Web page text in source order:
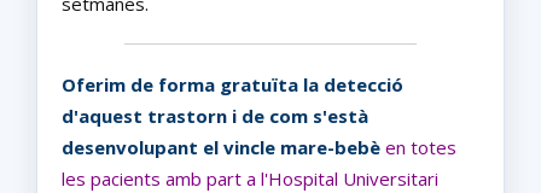
Oferim de forma gratuïta la detecció
d'aquest trastorn i de com s'està
desenvolupant el vincle mare-bebè en totes
les pacients amb part a l'Hospital Universitari